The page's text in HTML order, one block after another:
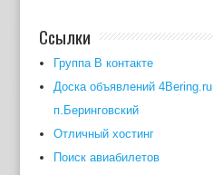
Ссылки
Группа В контакте
Доска объявлений
п.Беринговский
Отличный хостинг
Поиск авиабилетов